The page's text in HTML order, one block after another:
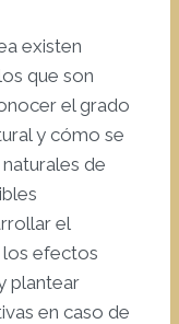
existen
que son
el grado
y cómo se
de
el
los efectos
plantear
en caso de